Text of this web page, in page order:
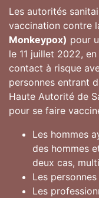
Les autorités
vaccination contre
Monkeypox) pour
le 11 juillet 2022,
contact à risque
personnes entrant
Haute Autorité de
pour se faire
Les hommes
des hommes
deux cas,
Les
Les